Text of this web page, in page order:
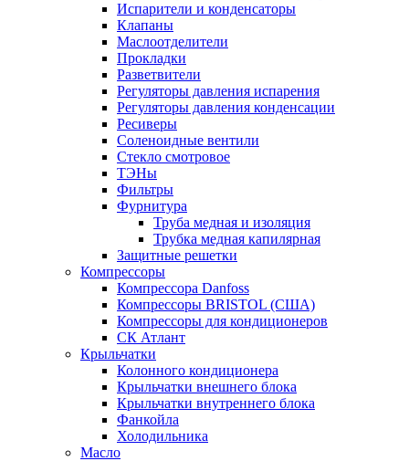
Испарители и конденсаторы
Клапаны
Маслоотделители
Прокладки
Разветвители
Регуляторы давления испарения
Регуляторы давления конденсации
Ресиверы
Соленоидные вентили
Стекло смотровое
ТЭНы
Фильтры
Фурнитура
Труба медная и изоляция
Трубка медная капилярная
Защитные решетки
Компрессоры
Компрессора Danfoss
Компрессоры BRISTOL (США)
Компрессоры для кондиционеров
СК Атлант
Крыльчатки
Колонного кондиционера
Крыльчатки внешнего блока
Крыльчатки внутреннего блока
Фанкойла
Холодильника
Масло